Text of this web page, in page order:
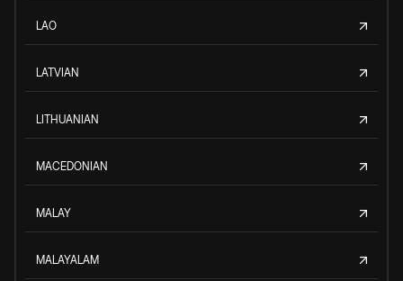
LAO
LATVIAN
LITHUANIAN
MACEDONIAN
MALAY
MALAYALAM